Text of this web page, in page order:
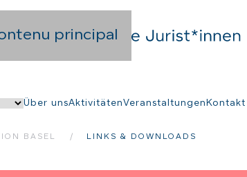
principal
Über unsAktivitätenVeranstaltungen
BASEL LINKS & DOWNLOADS